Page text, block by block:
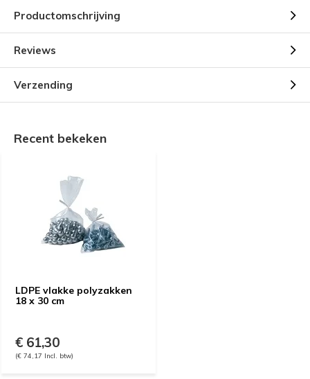
Productomschrijving
Reviews
Verzending
Recent bekeken
LDPE vlakke polyzakken
18 x 30 cm
€ 61,30
(€ 74,17 Incl. btw)